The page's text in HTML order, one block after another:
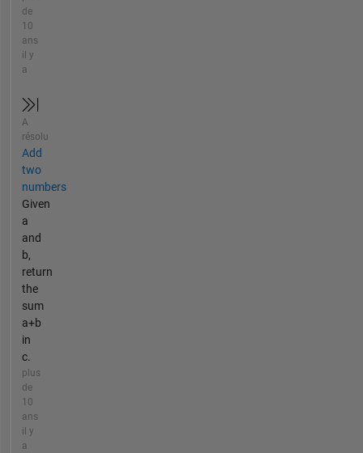
de
10
ans
il y
a
A
résolu
Add
two
numbers
Given
a
and
b,
return
the
sum
a+b
in
c.
plus
de
10
ans
il y
a